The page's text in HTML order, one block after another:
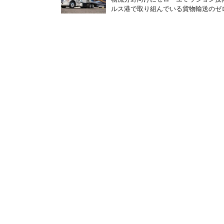
ルス港で取り組んでいる貨物輸送の